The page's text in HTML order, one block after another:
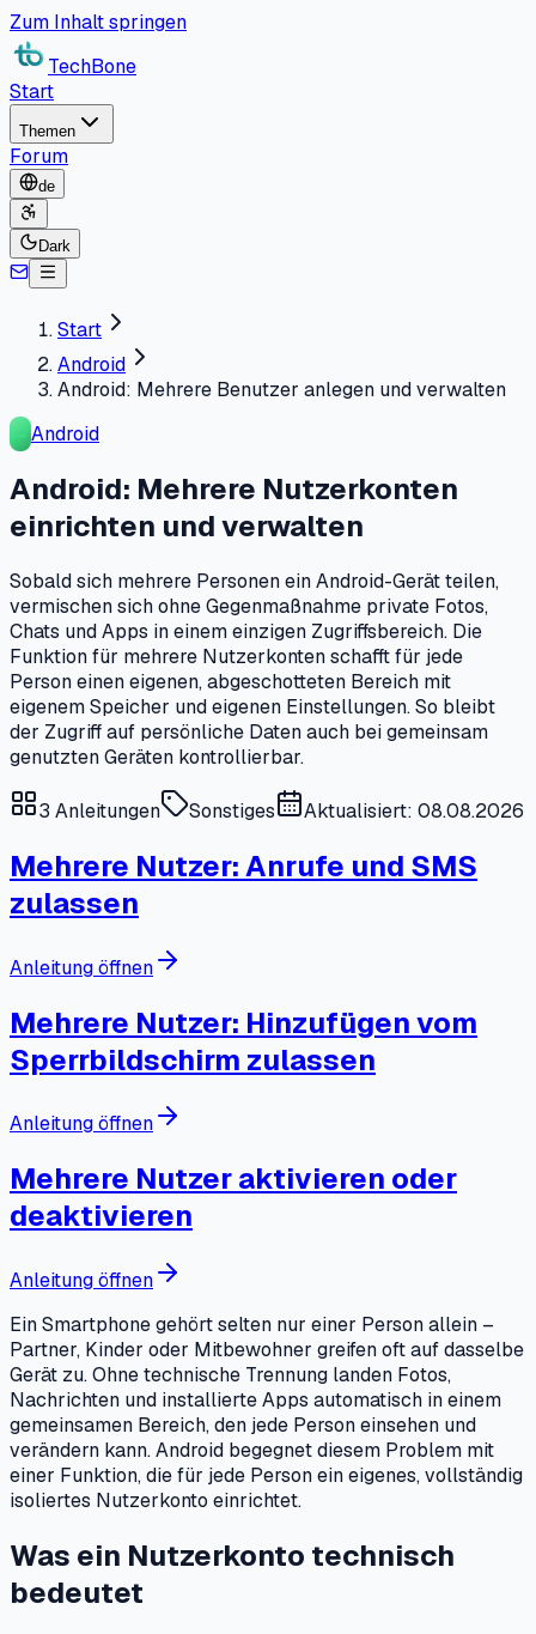
Zum Inhalt springen
TechBone
Start
Themen
Forum
de
Dark
Start
Android
Android: Mehrere Benutzer anlegen und verwalten
Android
Android: Mehrere Nutzerkonten
einrichten und verwalten
Sobald sich mehrere Personen ein Android-Gerät teilen,
vermischen sich ohne Gegenmaßnahme private Fotos,
Chats und Apps in einem einzigen Zugriffsbereich. Die
Funktion für mehrere Nutzerkonten schafft für jede
Person einen eigenen, abgeschotteten Bereich mit
eigenem Speicher und eigenen Einstellungen. So bleibt
der Zugriff auf persönliche Daten auch bei gemeinsam
genutzten Geräten kontrollierbar.
3 Anleitungen Sonstiges Aktualisiert: 08.08.2026
Mehrere Nutzer: Anrufe und SMS
zulassen
Anleitung öffnen
Mehrere Nutzer: Hinzufügen vom
Sperrbildschirm zulassen
Anleitung öffnen
Mehrere Nutzer aktivieren oder
deaktivieren
Anleitung öffnen
Ein Smartphone gehört selten nur einer Person allein –
Partner, Kinder oder Mitbewohner greifen oft auf dasselbe
Gerät zu. Ohne technische Trennung landen Fotos,
Nachrichten und installierte Apps automatisch in einem
gemeinsamen Bereich, den jede Person einsehen und
verändern kann. Android begegnet diesem Problem mit
einer Funktion, die für jede Person ein eigenes, vollständig
isoliertes Nutzerkonto einrichtet.
Was ein Nutzerkonto technisch
bedeutet